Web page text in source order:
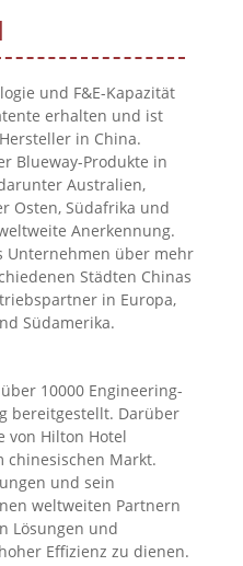
und F&E-Kapazität
erhalten und ist
in China.
Blueway-Produkte in
Australien,
Osten, Südafrika und
Anerkennung.
Unternehmen über mehr
Städten Chinas
in Europa,
Südamerika.
10000 Engineering-
bereitgestellt. Darüber
von Hilton Hotel
chinesischen Markt.
und sein
weltweiten Partnern
Lösungen und
Effizienz zu dienen.